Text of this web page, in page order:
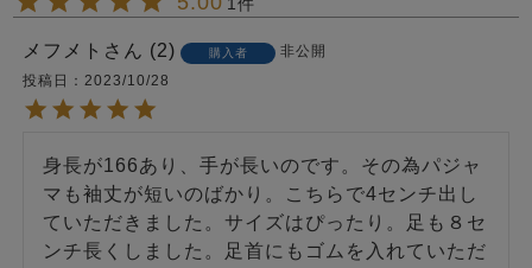
1
メフメト 2 購入者
非公開
投稿日
2023/10/28
身長が166あり、手が長いのです。その為パジャ
マも袖丈が短いのばかり。こちらで4センチ出し
ていただきました。サイズはぴったり。足も８セ
ンチ長くしました。足首にもゴムを入れていただ